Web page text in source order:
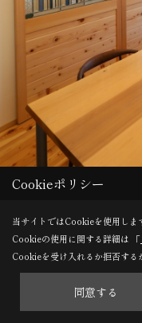
大きな引き戸には地元
すっきりとした空間に
Cookieポリシー
当サイトではCookieを使用しま
Cookieの使用に関する詳細は 「
Cookieを受け入れるか拒否する
同意する